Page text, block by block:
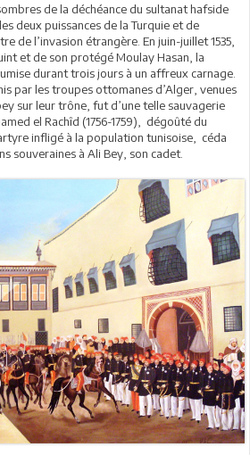
de la déchéance du sultanat hafside
deux puissances de la Turquie et de
de l’invasion étrangère. En juin-juillet 1535,
et de son protégé Moulay Hasan, la
durant trois jours à un affreux carnage.
par les troupes ottomanes d’Alger, venues
sur leur trône, fut d’une telle sauvagerie
el Rachîd (1756-1759), dégoûté du
infligé à la population tunisoise, céda
souveraines à Ali Bey, son cadet.